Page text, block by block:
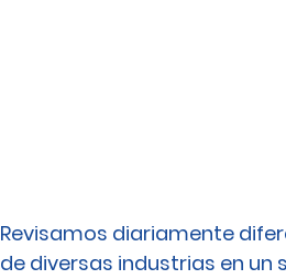
Revisamos diariamente
de diversas industrias en un